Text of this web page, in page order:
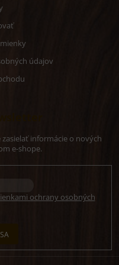
údajov
informácie o nových
e-shope.
ochrany osobných